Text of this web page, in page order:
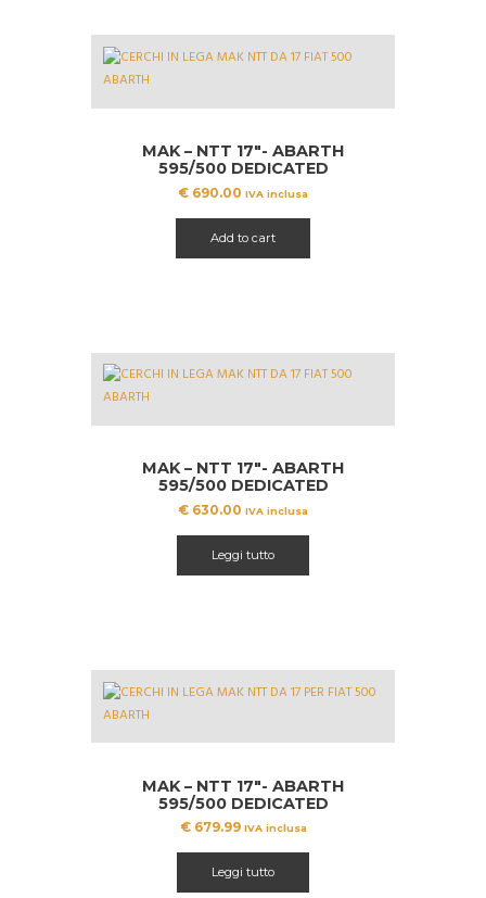
opzioni
possono
pagina
del
prodotto
MAK – NTT 17″- ABARTH
595/500 DEDICATED
€ 690.00 IVA inclusa
Add to cart
MAK – NTT 17″- ABARTH
595/500 DEDICATED
€ 630.00 IVA inclusa
Leggi tutto
MAK – NTT 17″- ABARTH
595/500 DEDICATED
€679.99 IVA inclusa
Leggi tutto